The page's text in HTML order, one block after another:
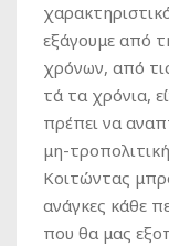
εξάγουμε από
χρόνων, από
τά τα χρόνια,
πρέπει να
μη-
Κοιτώντας
ανάγκες κάθε
που θα μας